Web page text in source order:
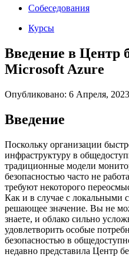
Собеседования
Курсы
Введение в Центр
Microsoft Azure
Опубликовано: 6 Апреля, 2023
Введение
Поскольку организации
инфраструктуру в
традиционные модели
безопасностью часто не
требуют некоторого
Как и в случае с локальными
решающее значение. Вы не
знаете, и облако сильно
удовлетворить особые
безопасностью в
недавно представила Центр